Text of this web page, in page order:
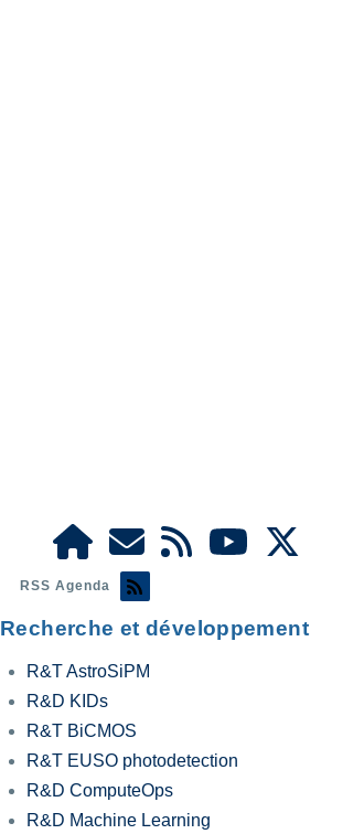
RSS Agenda
Recherche et développement
R&T AstroSiPM
R&D KIDs
R&T BiCMOS
R&T EUSO photodetection
R&D ComputeOps
R&D Machine Learning